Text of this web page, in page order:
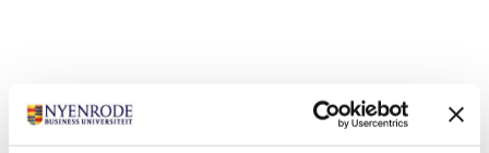
Gerelateerde opleidingen